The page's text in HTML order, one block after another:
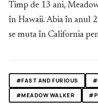
Timp de 13 ani,
în Hawaii. Abia în anul
se muta în California
#FAST AND FURIOUS
#MEADOW WALKER